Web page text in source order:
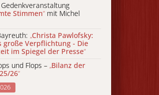
Stimmen“ mit Michel
„Christa Pawlofsky:
große Verpflichtung - Die
im Spiegel der Presse“
und Flops – „Bilanz der
26“